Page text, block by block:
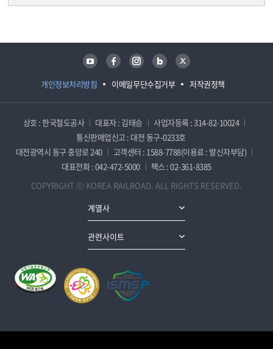
개인정보처리방침 이메일무단수집거부 저작권정책
유튜브 페이스북 인스타그램 블로그 트위터
상호 : 한국철도공사 대표자 : 김태승
사업자등록 : 314-82-10024
통신판매업신고 : 대전 동구-0233호
대전광역시 동구 중앙로 240
고객센터 : 1588-7788(이용료 : 발신자부담)
대표전화 : 042-472-5000
팩스 : 02-361-8385
COPYRIGHT ⓒ KOREA RAILROAD. ALL RIGHTS RESERVED.
계열사
관련사이트